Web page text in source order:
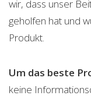
wir, dass unser
geholfen hat und
Produkt.
Um das beste
keine